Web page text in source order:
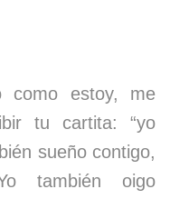
como estoy, me
tu cartita: “yo
sueño contigo,
también oigo